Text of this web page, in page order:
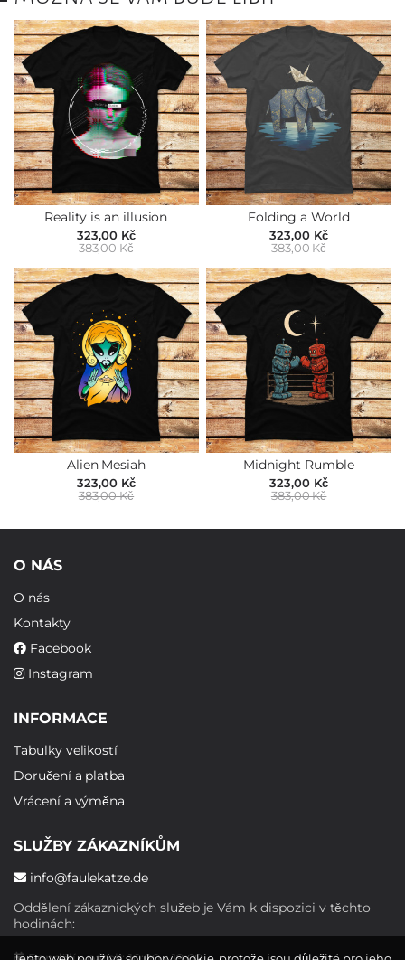
Reality is an illusion
323,00 Kč
383,00 Kč
Folding a World
323,00 Kč
383,00 Kč
Alien Mesiah
323,00 Kč
383,00 Kč
Midnight Rumble
323,00 Kč
383,00 Kč
O NÁS
O nás
Kontakty
Facebook
Instagram
INFORMACE
Tabulky velikostí
Doručení a platba
Vrácení a výměna
SLUŽBY ZÁKAZNÍKŮM
info@faulekatze.de
Oddělení zákaznických služeb je Vám k dispozici v těchto
hodinách: